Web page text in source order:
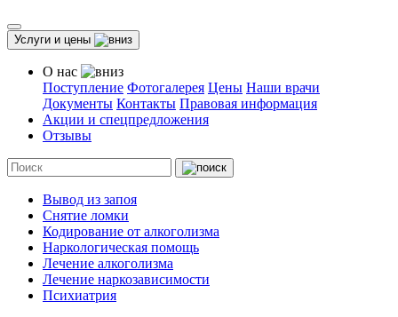
Услуги и цены
О нас
Поступление Фотогалерея Цены Наши врачи
Документы Контакты Правовая информация
Акции и спецпредложения
Отзывы
Вывод из запоя
Снятие ломки
Кодирование от алкоголизма
Наркологическая помощь
Лечение алкоголизма
Лечение наркозависимости
Психиатрия